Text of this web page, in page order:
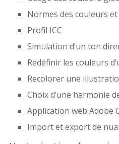
Normes des couleurs
Profil ICC
Simulation d’un ton
Redéfinir les couleurs
Recolorer une
Choix d’une harmonie
Application web Adobe
Import et export de